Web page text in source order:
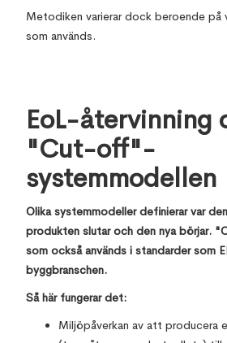
Metodiken varierar dock beroende på
som används.
EoL-återvinning
"Cut-off"-
systemmodellen
Olika systemmodeller definierar var
produkten slutar och den nya börjar.
som också används i standarder som
byggbranschen.
Så här fungerar det:
Miljöpåverkan av att producera